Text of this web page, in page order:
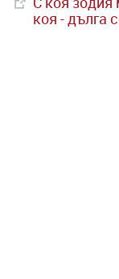
коя - дълга